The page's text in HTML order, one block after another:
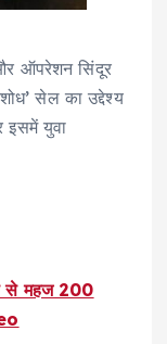
ऑपरेशन सिंदूर
सेल का उद्देश्य
इसमें युवा
से महज 200